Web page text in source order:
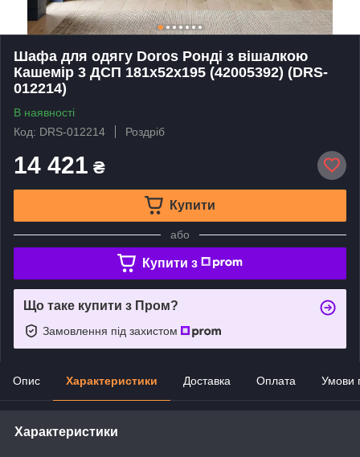
Шафа для одягу Doros Ронді з вішалкою
Кашемір 3 ДСП 181х52х195 (42005392) (DRS-
012214)
В наявності
Код: DRS-012214
Роздріб
14 421 ₴
Купити
або
Купити з
Що таке купити з Пром?
Замовлення під захистом
Опис Характеристики Доставка Оплата Умови
Характеристики